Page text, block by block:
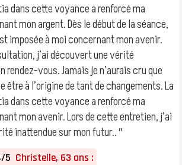
dans cette voyance a renforcé ma
mon argent. Dès le début de la séance,
imposée à moi concernant mon avenir.
j’ai découvert une vérité
rendez-vous. Jamais je n’aurais cru que
être à l’origine de tant de changements. La
dans cette voyance a renforcé ma
mon avenir. Lors de cette entretien, j’ai
inattendue sur mon futur.. ″
5 Christelle, 63 ans :